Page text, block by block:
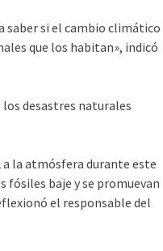
saber si el cambio climático
que los habitan», indicó
los desastres naturales
a la atmósfera durante este
fósiles baje y se promuevan
el responsable del